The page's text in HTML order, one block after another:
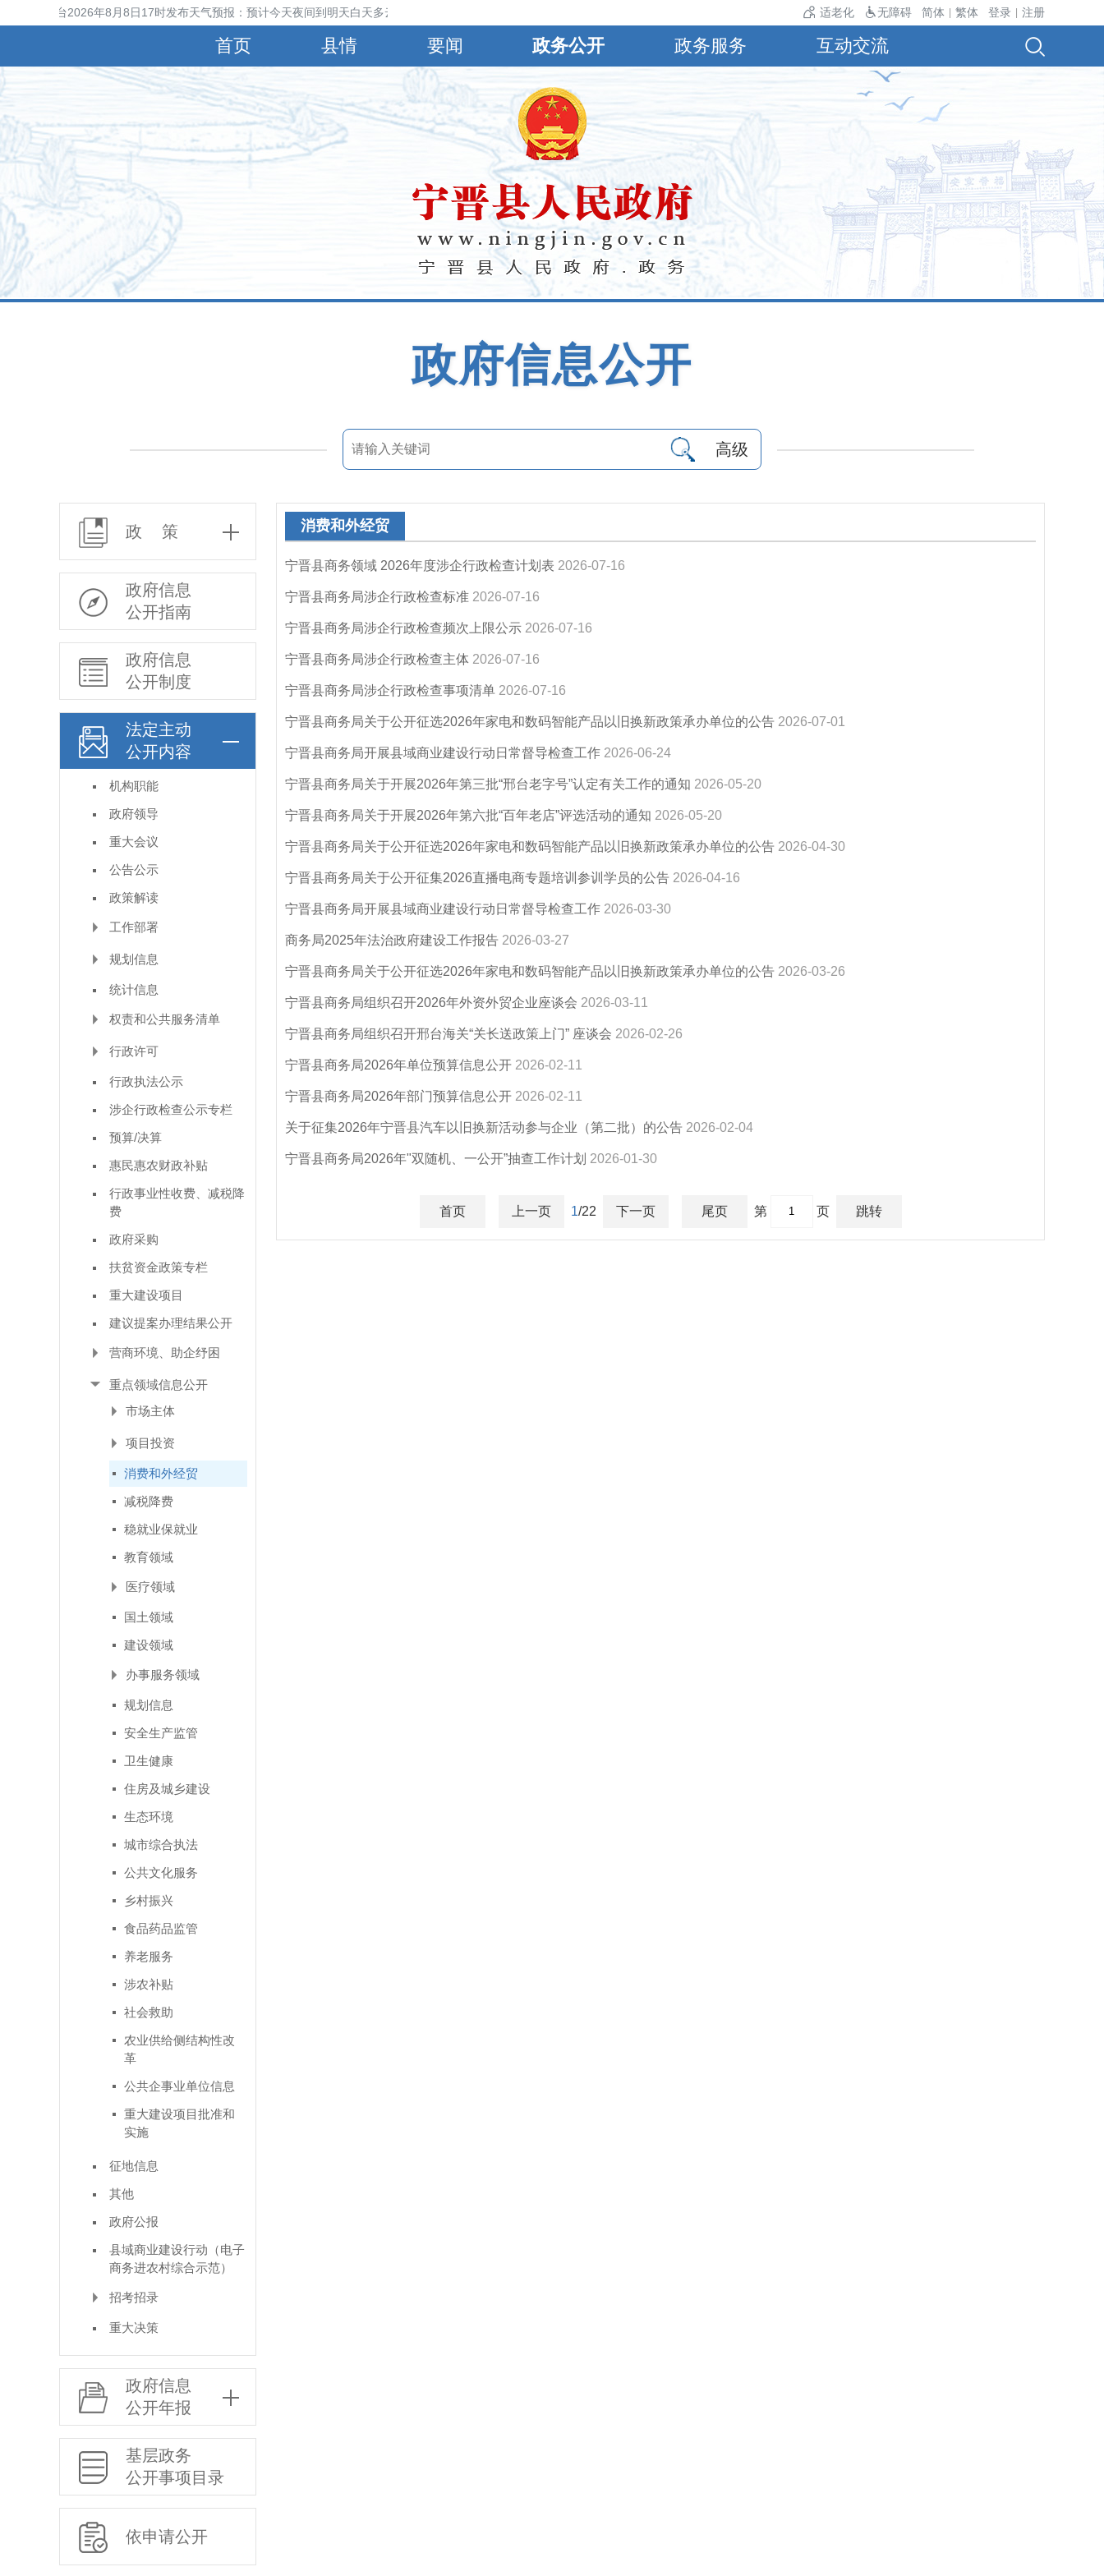
县气象台2026年8月8日17时发布天气预报：预计今天夜间到明天白天多云，北风3～4级，22℃～34℃；明天夜间到后天白天多云，北风3～4级，22℃～34℃。 适老化 无障碍 简体 繁体 登录 注册
首页 县情 要闻 政务公开 政务服务 互动交流
政府信息公开
高级
政 策
政府信息
公开指南
政府信息
公开制度
法定主动
公开内容
机构职能
政府领导
重大会议
公告公示
政策解读
工作部署
规划信息
统计信息
权责和公共服务清单
行政许可
行政执法公示
涉企行政检查公示专栏
预算/决算
惠民惠农财政补贴
行政事业性收费、减税降
费
政府采购
扶贫资金政策专栏
重大建设项目
建议提案办理结果公开
营商环境、助企纾困
重点领域信息公开
市场主体
项目投资
消费和外经贸
减税降费
稳就业保就业
教育领域
医疗领域
国土领域
建设领域
办事服务领域
规划信息
安全生产监管
卫生健康
住房及城乡建设
生态环境
城市综合执法
公共文化服务
乡村振兴
食品药品监管
养老服务
涉农补贴
社会救助
农业供给侧结构性改
革
公共企事业单位信息
重大建设项目批准和
实施
征地信息
其他
政府公报
县域商业建设行动（电子
商务进农村综合示范）
招考招录
重大决策
政府信息
公开年报
基层政务
公开事项目录
依申请公开
消费和外经贸
宁晋县商务领域 2026年度涉企行政检查计划表 2026-07-16
宁晋县商务局涉企行政检查标准 2026-07-16
宁晋县商务局涉企行政检查频次上限公示 2026-07-16
宁晋县商务局涉企行政检查主体 2026-07-16
宁晋县商务局涉企行政检查事项清单 2026-07-16
宁晋县商务局关于公开征选2026年家电和数码智能产品以旧换新政策承办单位的公告 2026-07-01
宁晋县商务局开展县域商业建设行动日常督导检查工作 2026-06-24
宁晋县商务局关于开展2026年第三批“邢台老字号”认定有关工作的通知 2026-05-20
宁晋县商务局关于开展2026年第六批“百年老店”评选活动的通知 2026-05-20
宁晋县商务局关于公开征选2026年家电和数码智能产品以旧换新政策承办单位的公告 2026-04-30
宁晋县商务局关于公开征集2026直播电商专题培训参训学员的公告 2026-04-16
宁晋县商务局开展县域商业建设行动日常督导检查工作 2026-03-30
商务局2025年法治政府建设工作报告 2026-03-27
宁晋县商务局关于公开征选2026年家电和数码智能产品以旧换新政策承办单位的公告 2026-03-26
宁晋县商务局组织召开2026年外资外贸企业座谈会 2026-03-11
宁晋县商务局组织召开邢台海关“关长送政策上门” 座谈会 2026-02-26
宁晋县商务局2026年单位预算信息公开 2026-02-11
宁晋县商务局2026年部门预算信息公开 2026-02-11
关于征集2026年宁晋县汽车以旧换新活动参与企业（第二批）的公告 2026-02-04
宁晋县商务局2026年"双随机、一公开”抽查工作计划 2026-01-30
首页 上一页 1/22 下一页 尾页 第 页 跳转